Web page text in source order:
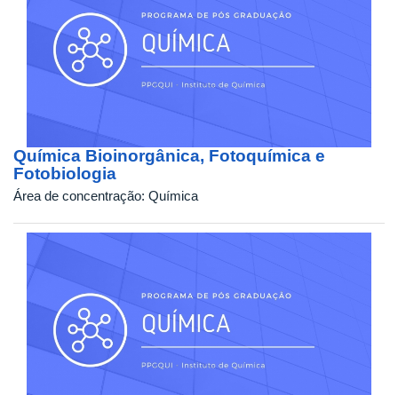
Química Bioinorgânica, Fotoquímica e
Fotobiologia
Área de concentração: Química